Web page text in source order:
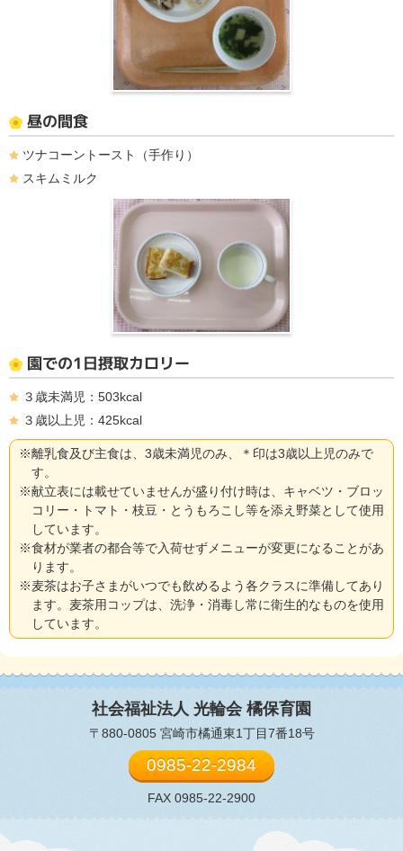
昼の間食
ツナコーントースト（手作り）
スキムミルク
園での1日摂取カロリー
３歳未満児：503kcal
３歳以上児：425kcal
※離乳食及び主食は、3歳未満児のみ、＊印は3歳以上児のみで
す。
※献立表には載せていませんが盛り付け時は、キャベツ・ブロッ
コリー・トマト・枝豆・とうもろこし等を添え野菜として使用
しています。
※食材が業者の都合等で入荷せずメニューが変更になることがあ
ります。
※麦茶はお子さまがいつでも飲めるよう各クラスに準備してあり
ます。麦茶用コップは、洗浄・消毒し常に衛生的なものを使用
しています。
社会福祉法人 光輪会 橘保育園
〒880-0805 宮崎市橘通東1丁目7番18号
0985-22-2984
FAX 0985-22-2900